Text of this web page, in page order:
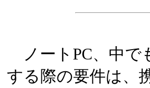
ノートPC、中で
する際の要件は、